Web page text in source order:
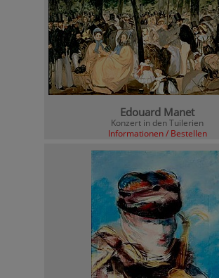
Edouard Manet
Konzert in den Tuilerien
Informationen / Bestellen